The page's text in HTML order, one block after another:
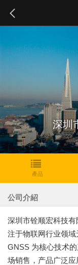
深圳
產品
公司介紹
深圳市铨顺宏科技
注于物联网行业领
GNSS 为核心技术
场销售，产品广泛